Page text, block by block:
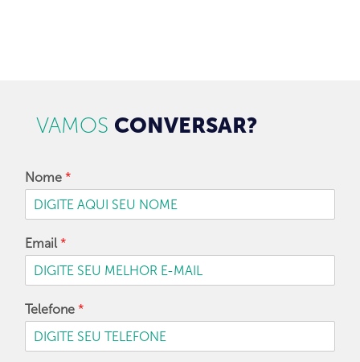
VAMOS CONVERSAR?
Nome *
Email *
Telefone *